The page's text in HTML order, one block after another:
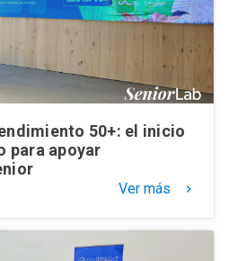
50+: el inicio
para apoyar
Ver más keyboard_arrow_right